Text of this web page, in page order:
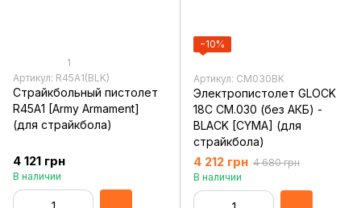
1
Артикул: R45A1(BLK)
Страйкбольный пистолет
R45A1 [Army Armament]
(для страйкбола)
4 121 грн
В наличии
−10%
Артикул: CM030BK
Электропистолет GLOCK
18C CM.030 (без АКБ) -
BLACK [CYMA] (для
страйкбола)
4 212 грн 4 680 грн
В наличии